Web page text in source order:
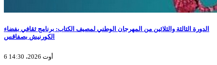
الدورة الثالثة والثلاثين من المهرجان الوطني لمصيف الكتاب: برنامج ثقافي بفضاء
الكورنيش بصفاقس
6 أوت 2026، 14:30